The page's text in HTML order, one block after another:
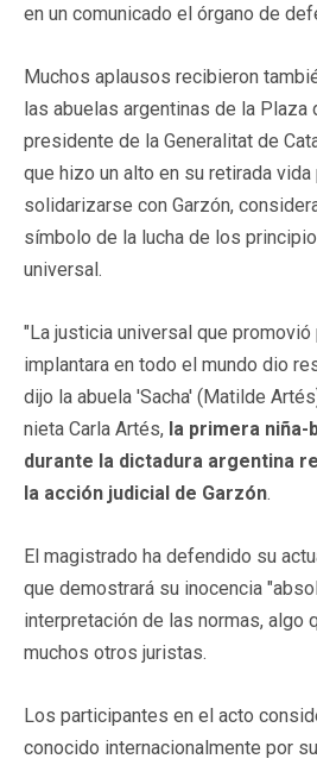
en un comunicado el órgano de
Muchos aplausos recibieron
las abuelas argentinas de la Plaza
presidente de la Generalitat de
que hizo un alto en su retirada
solidarizarse con Garzón,
símbolo de la lucha de los
universal.
"La justicia universal que
implantara en todo el mundo dio
dijo la abuela 'Sacha' (Matilde
nieta Carla Artés, la primera niña-
durante la dictadura argentina
la acción judicial de Garzón.
El magistrado ha defendido su
que demostrará su inocencia
interpretación de las normas, algo
muchos otros juristas.
Los participantes en el acto
conocido internacionalmente por